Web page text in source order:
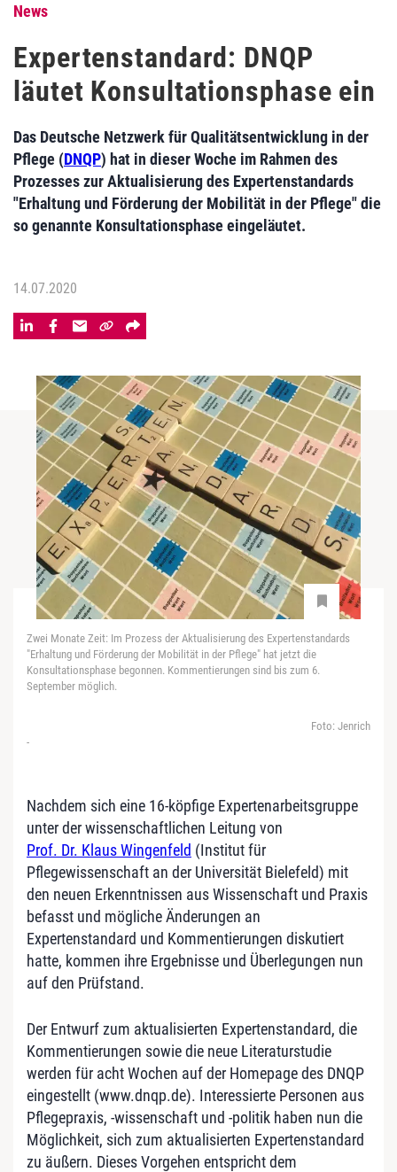
News
Expertenstandard: DNQP
läutet Konsultationsphase ein
Das Deutsche Netzwerk für Qualitätsentwicklung in der
Pflege (DNQP) hat in dieser Woche im Rahmen des
Prozesses zur Aktualisierung des Expertenstandards
"Erhaltung und Förderung der Mobilität in der Pflege" die
so genannte Konsultationsphase eingeläutet.
14.07.2020
Zwei Monate Zeit: Im Prozess der Aktualisierung des Expertenstandards
"Erhaltung und Förderung der Mobilität in der Pflege" hat jetzt die
Konsultationsphase begonnen. Kommentierungen sind bis zum 6.
September möglich.
Foto: Jenrich
-
Nachdem sich eine 16-köpfige Expertenarbeitsgruppe
unter der wissenschaftlichen Leitung von
Prof. Dr. Klaus Wingenfeld (Institut für
Pflegewissenschaft an der Universität Bielefeld) mit
den neuen Erkenntnissen aus Wissenschaft und Praxis
befasst und mögliche Änderungen an
Expertenstandard und Kommentierungen diskutiert
hatte, kommen ihre Ergebnisse und Überlegungen nun
auf den Prüfstand.
Der Entwurf zum aktualisierten Expertenstandard, die
Kommentierungen sowie die neue Literaturstudie
werden für acht Wochen auf der Homepage des DNQP
eingestellt (www.dnqp.de). Interessierte Personen aus
Pflegepraxis, -wissenschaft und -politik haben nun die
Möglichkeit, sich zum aktualisierten Expertenstandard
zu äußern. Dieses Vorgehen entspricht dem